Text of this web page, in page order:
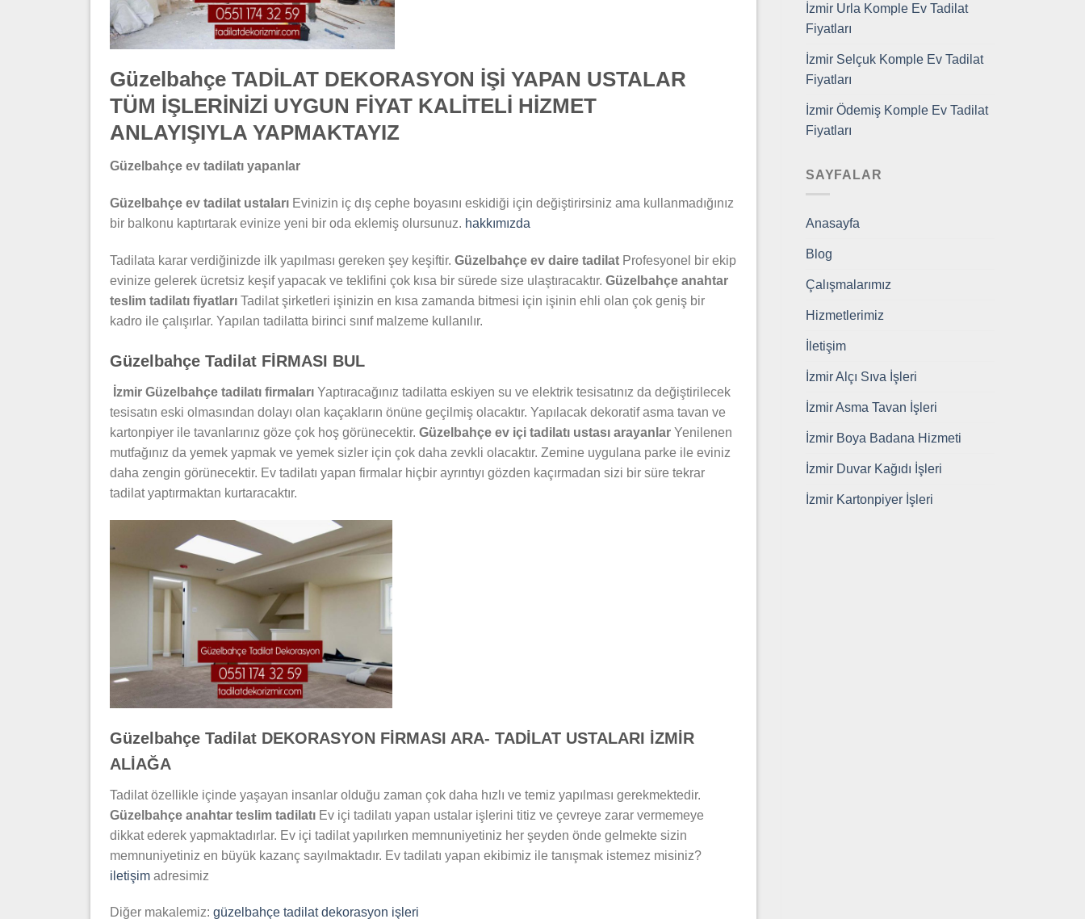
Güzelbahçe TADİLAT DEKORASYON İŞİ YAPAN USTALAR
TÜM İŞLERİNİZİ UYGUN FİYAT KALİTELİ HİZMET
ANLAYIŞIYLA YAPMAKTAYIZ
Güzelbahçe ev tadilatı yapanlar
Güzelbahçe ev tadilat ustaları Evinizin iç dış cephe boyasını eskidiği için değiştirirsiniz ama kullanmadığınız
bir balkonu kaptırtarak evinize yeni bir oda eklemiş olursunuz. hakkımızda
Tadilata karar verdiğinizde ilk yapılması gereken şey keşiftir. Güzelbahçe ev daire tadilat Profesyonel bir ekip
evinize gelerek ücretsiz keşif yapacak ve teklifini çok kısa bir sürede size ulaştıracaktır. Güzelbahçe anahtar
teslim tadilatı fiyatları Tadilat şirketleri işinizin en kısa zamanda bitmesi için işinin ehli olan çok geniş bir
kadro ile çalışırlar. Yapılan tadilatta birinci sınıf malzeme kullanılır.
Güzelbahçe Tadilat FİRMASI BUL
İzmir Güzelbahçe tadilatı firmaları Yaptıracağınız tadilatta eskiyen su ve elektrik tesisatınız da değiştirilecek
tesisatın eski olmasından dolayı olan kaçakların önüne geçilmiş olacaktır. Yapılacak dekoratif asma tavan ve
kartonpiyer ile tavanlarınız göze çok hoş görünecektir. Güzelbahçe ev içi tadilatı ustası arayanlar Yenilenen
mutfağınız da yemek yapmak ve yemek sizler için çok daha zevkli olacaktır. Zemine uygulana parke ile eviniz
daha zengin görünecektir. Ev tadilatı yapan firmalar hiçbir ayrıntıyı gözden kaçırmadan sizi bir süre tekrar
tadilat yaptırmaktan kurtaracaktır.
Güzelbahçe Tadilat DEKORASYON FİRMASI ARA- TADİLAT USTALARI İZMİR
ALİAĞA
Tadilat özellikle içinde yaşayan insanlar olduğu zaman çok daha hızlı ve temiz yapılması gerekmektedir.
Güzelbahçe anahtar teslim tadilatı Ev içi tadilatı yapan ustalar işlerini titiz ve çevreye zarar vermemeye
dikkat ederek yapmaktadırlar. Ev içi tadilat yapılırken memnuniyetiniz her şeyden önde gelmekte sizin
memnuniyetiniz en büyük kazanç sayılmaktadır. Ev tadilatı yapan ekibimiz ile tanışmak istemez misiniz?
iletişim adresimiz
Diğer makalemiz: güzelbahçe tadilat dekorasyon işleri
İzmir Urla Komple Ev Tadilat
Fiyatları
İzmir Selçuk Komple Ev Tadilat
Fiyatları
İzmir Ödemiş Komple Ev Tadilat
Fiyatları
SAYFALAR
Anasayfa
Blog
Çalışmalarımız
Hizmetlerimiz
İletişim
İzmir Alçı Sıva İşleri
İzmir Asma Tavan İşleri
İzmir Boya Badana Hizmeti
İzmir Duvar Kağıdı İşleri
İzmir Kartonpiyer İşleri